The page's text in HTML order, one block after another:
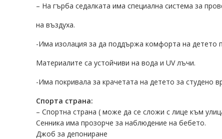
– На гърба седалката има специална система за
на въздуха.
-Има изолация за да поддържа комфорта на детето
Материалите са устойчиви на вода и UV лъчи.
-Има покривала за крачетата на детето за студено
Спорта страна:
– Спортна страна ( може да се сложи с лице към
Сенника има прозорче за наблюдение на бебето.
Джоб за депониране